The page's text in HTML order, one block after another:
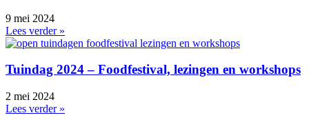
9 mei 2024
Lees verder »
Tuindag 2024 – Foodfestival, lezingen en workshops
2 mei 2024
Lees verder »